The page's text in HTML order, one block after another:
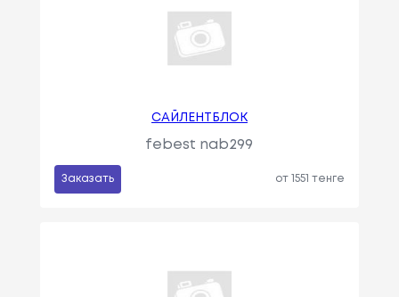
САЙЛЕНТБЛОК
febest nab299
Заказать от 1551 тенге